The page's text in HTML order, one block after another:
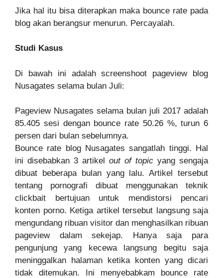
Jika hal itu bisa diterapkan maka bounce rate pada
blog akan berangsur menurun. Percayalah.
Studi Kasus
Di bawah ini adalah screenshoot pageview blog
Nusagates selama bulan Juli:
Pageview Nusagates selama bulan juli 2017 adalah
85.405 sesi dengan bounce rate 50.26 %, turun 6
persen dari bulan sebelumnya.
Bounce rate blog Nusagates sangatlah tinggi. Hal
ini disebabkan 3 artikel out of topic yang sengaja
dibuat beberapa bulan yang lalu. Artikel tersebut
tentang pornografi dibuat menggunakan teknik
clickbait bertujuan untuk mendistorsi pencari
konten porno. Ketiga artikel tersebut langsung saja
mengundang ribuan visitor dan menghasilkan ribuan
pageview dalam sekejap. Hanya saja para
pengunjung yang kecewa langsung begitu saja
meninggalkan halaman ketika konten yang dicari
tidak ditemukan. Ini menyebabkam bounce rate